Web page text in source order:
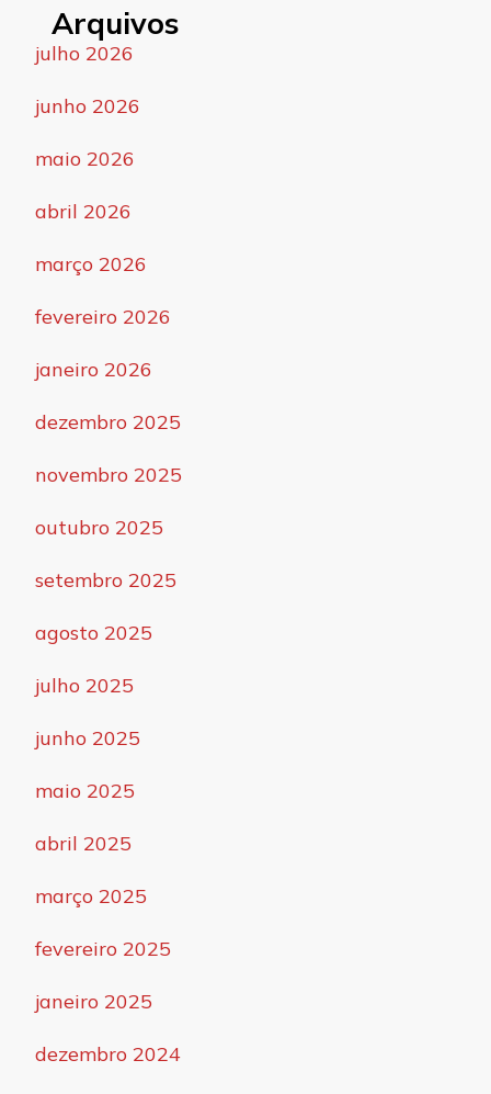
Arquivos
julho 2026
junho 2026
maio 2026
abril 2026
março 2026
fevereiro 2026
janeiro 2026
dezembro 2025
novembro 2025
outubro 2025
setembro 2025
agosto 2025
julho 2025
junho 2025
maio 2025
abril 2025
março 2025
fevereiro 2025
janeiro 2025
dezembro 2024